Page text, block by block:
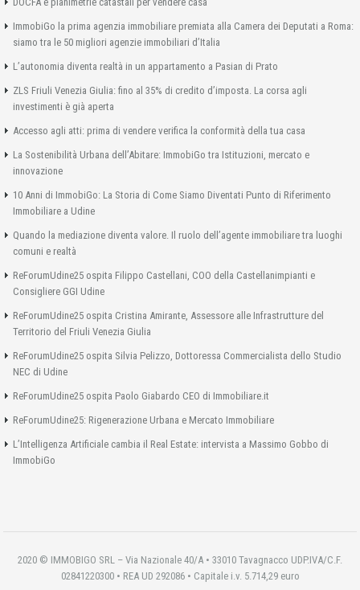
ImmobiGo la prima agenzia immobiliare premiata alla Camera dei Deputati a Roma:
siamo tra le 50 migliori agenzie immobiliari d’Italia
L’autonomia diventa realtà in un appartamento a Pasian di Prato
ZLS Friuli Venezia Giulia: fino al 35% di credito d’imposta. La corsa agli
investimenti è già aperta
Accesso agli atti: prima di vendere verifica la conformità della tua casa
La Sostenibilità Urbana dell’Abitare: ImmobiGo tra Istituzioni, mercato e
innovazione
10 Anni di ImmobiGo: La Storia di Come Siamo Diventati Punto di Riferimento
Immobiliare a Udine
Quando la mediazione diventa valore. Il ruolo dell’agente immobiliare tra luoghi
comuni e realtà
ReForumUdine25 ospita Filippo Castellani, COO della Castellanimpianti e
Consigliere GGI Udine
ReForumUdine25 ospita Cristina Amirante, Assessore alle Infrastrutture del
Territorio del Friuli Venezia Giulia
ReForumUdine25 ospita Silvia Pelizzo, Dottoressa Commercialista dello Studio
NEC di Udine
ReForumUdine25 ospita Paolo Giabardo CEO di Immobiliare.it
ReForumUdine25: Rigenerazione Urbana e Mercato Immobiliare
L’Intelligenza Artificiale cambia il Real Estate: intervista a Massimo Gobbo di
ImmobiGo
2020 © IMMOBIGO SRL – Via Nazionale 40/A • 33010 Tavagnacco UDP.IVA/C.F.
02841220300 • REA UD 292086 • Capitale i.v. 5.714,29 euro